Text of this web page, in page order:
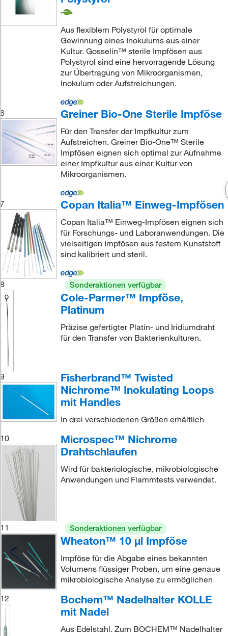
Aus flexiblem Polystyrol für optimale
Gewinnung eines Inokulums aus einer
Kultur. Gosselin™ sterile Impfösen aus
Polystyrol sind eine hervorragende Lösung
zur Übertragung von Mikroorganismen,
Inokulum oder Aufstreichungen.
6 Greiner Bio-One Sterile Impföse
Für den Transfer der Impfkultur zum
Aufstreichen. Greiner Bio-One™ Sterile
Impfösen eignen sich optimal zur Aufnahme
einer Impfkultur aus einer Kultur von
Mikroorganismen.
7 Copan Italia™ Einweg-Impfösen
Copan Italia™ Einweg-Impfösen eignen sich
für Forschungs- und Laboranwendungen. Die
vielseitigen Impfösen aus festem Kunststoff
sind kalibriert und steril.
8 Sonderaktionen verfügbar
Cole-Parmer™ Impföse,
Platinum
Präzise gefertigter Platin- und Iridiumdraht
für den Transfer von Bakterienkulturen.
9
Fisherbrand™ Twisted
Nichrome™ Inokulating Loops
mit Handles
In drei verschiedenen Größen erhältlich
10
Microspec™ Nichrome
Drahtschlaufen
Wird für bakteriologische, mikrobiologische
Anwendungen und Flammtests verwendet.
11 Sonderaktionen verfügbar
Wheaton™ 10 μl Impföse
Impföse für die Abgabe eines bekannten
Volumens flüssiger Proben, um eine genaue
mikrobiologische Analyse zu ermöglichen
12
Bochem™ Nadelhalter KOLLE
mit Nadel
Aus Edelstahl. Zum BOCHEM™ Nadelhalter